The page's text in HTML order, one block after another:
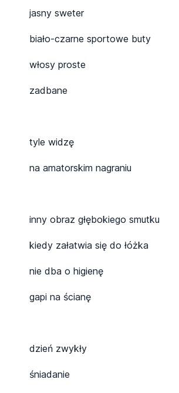
jasny sweter
biało-czarne sportowe buty
włosy proste
zadbane
tyle widzę
na amatorskim nagraniu
inny obraz głębokiego smutku
kiedy załatwia się do łóżka
nie dba o higienę
gapi na ścianę
dzień zwykły
śniadanie